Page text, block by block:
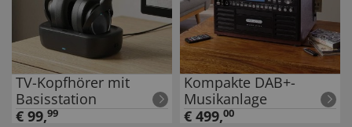
TV-Kopfhörer mit
Basisstation
€ 99,99
Kompakte DAB+-
Musikanlage
€ 499,00